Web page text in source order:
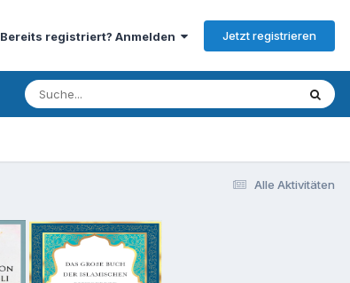
Bereits registriert? Anmelden Jetzt registrieren
Alle Aktivitäten